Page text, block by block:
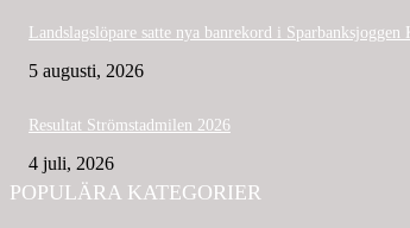
Landslagslöpare satte nya banrekord i Sparbanksjoggen
5 augusti, 2026
Resultat Strömstadmilen 2026
4 juli, 2026
POPULÄRA KATEGORIER